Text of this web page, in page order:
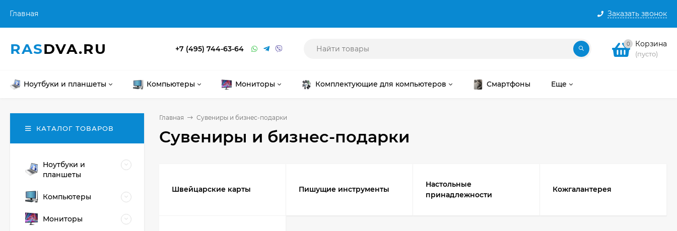
Заказать звонок
Главная
RASDVA.RU +7 (495) 744-63-64 0 Корзина
(пусто)
Ноутбуки и планшеты Компьютеры Мониторы Комплектующие для компьютеров Смартфоны Еще
Главная Сувениры и бизнес-подарки
Сувениры и бизнес-подарки
Швейцарские карты Пишущие инструменты
Настольные
принадлежности
Кожгалантерея
КАТАЛОГ ТОВАРОВ
Ноутбуки и
планшеты
Компьютеры
Мониторы